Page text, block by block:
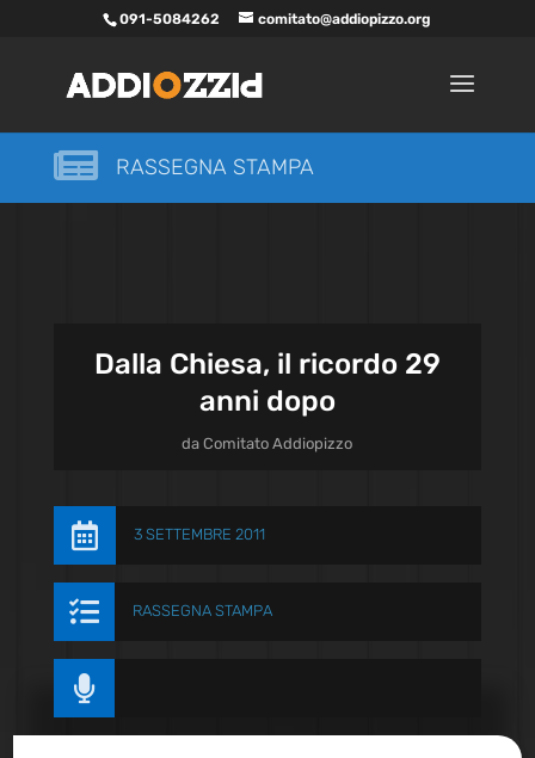
091-5084262 comitato@addiopizzo.org
 RASSEGNA STAMPA
Dalla Chiesa, il ricordo 29
anni dopo
daComitato Addiopizzo
 3 SETTEMBRE 2011
 RASSEGNA STAMPA
